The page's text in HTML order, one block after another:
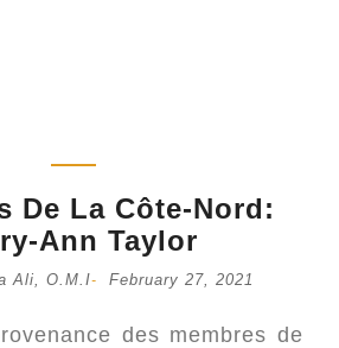
De La Côte-Nord:
Ann Taylor
Ali, O.M.I- February 27, 2021
des membres de